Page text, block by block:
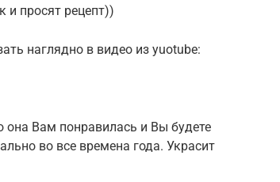
и просят рецепт))
наглядно в видео из yuotube:
она Вам понравилась и Вы будете
во все времена года. Украсит